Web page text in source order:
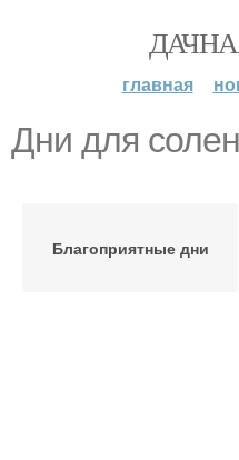
главная
Дни для
Благоприятные дни